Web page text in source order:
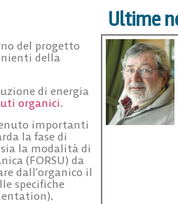
del progetto
della
di energia
organici.
importanti
la fase di
la modalità di
(FORSU) da
dall’organico il
specifiche
Ultime